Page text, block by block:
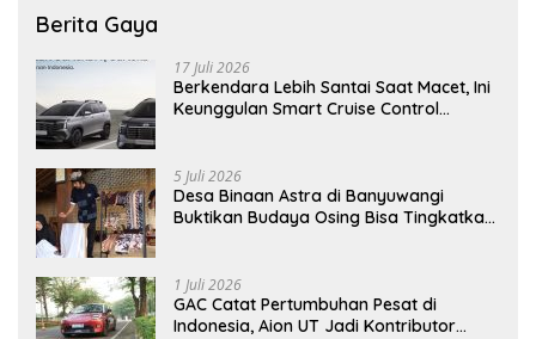
Berita Gaya
17 Juli 2026
Berkendara Lebih Santai Saat Macet, Ini
Keunggulan Smart Cruise Control
5 Juli 2026
Desa Binaan Astra di Banyuwangi
Buktikan Budaya Osing Bisa Tingkatkan
1 Juli 2026
GAC Catat Pertumbuhan Pesat di
Indonesia, Aion UT Jadi Kontributor